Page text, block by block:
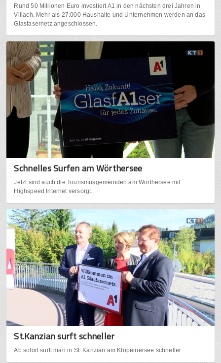
Rund 50 Millionen Euro investiert A1 in den nächsten drei Jahren in
Villach. Mehr als 27.000 Haushalte und Unternehmen werden an das
Glasfasernetz angeschlossen.
Schnelles Surfen am Wörthersee
Jetzt sind auch die Tourismusgemeinden am Wörthersee mit
Highspeed Internet versorgt.
St.Kanzian surft schneller
Ab sofort surft man in St. Kanzian am Klopeinersee schneller.